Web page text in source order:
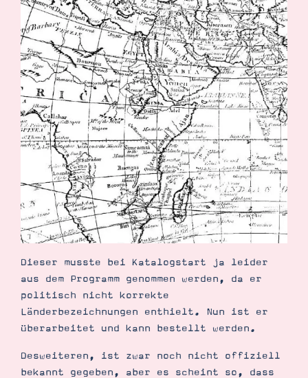
Angebote
Demonstrator werden
Blog
Gutscheine
Produkte erklärt
Über mich
Über Stampin’ Up!
Tipps & Tricks
Ordnungstipps
Dieser musste bei Katalogstart ja leider
aus dem Programm genommen werden, da er
politisch nicht korrekte
Länderbezeichnungen enthielt. Nun ist er
überarbeitet und kann bestellt werden.
Desweiteren, ist zwar noch nicht offiziell
bekannt gegeben, aber es scheint so, dass